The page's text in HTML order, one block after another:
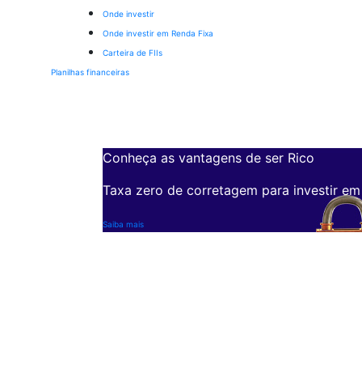
Onde investir
Onde investir em Renda Fixa
Carteira de FIIs
Planilhas financeiras
Conheça as vantagens de ser Rico
Taxa zero de corretagem para investir
Saiba mais